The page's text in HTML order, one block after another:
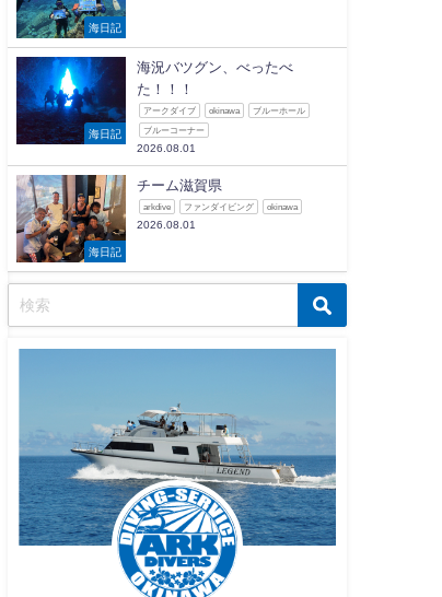
海日記
海日記
海況バツグン、べったべ
た！！！
アークダイブ okinawa ブルーホール
ブルーコーナー
2026.08.01
海日記
チーム滋賀県
arkdive ファンダイビング okinawa
2026.08.01